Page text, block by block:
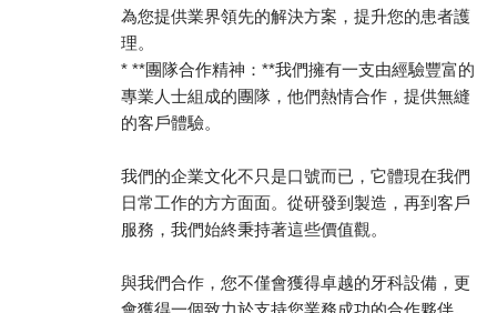
為您提供業界領先的解決方案，提升您的患者護
理。
* **團隊合作精神：**我們擁有一支由經驗豐富的
專業人士組成的團隊，他們熱情合作，提供無縫
的客戶體驗。
我們的企業文化不只是口號而已，它體現在我們
日常工作的方方面面。從研發到製造，再到客戶
服務，我們始終秉持著這些價值觀。
與我們合作，您不僅會獲得卓越的牙科設備，更
會獲得一個致力於支持您業務成功的合作夥伴。